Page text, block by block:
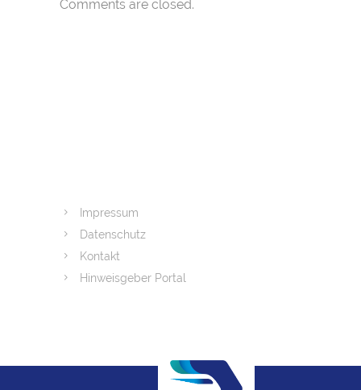
Comments are closed.
Impressum
Datenschutz
Kontakt
Hinweisgeber Portal